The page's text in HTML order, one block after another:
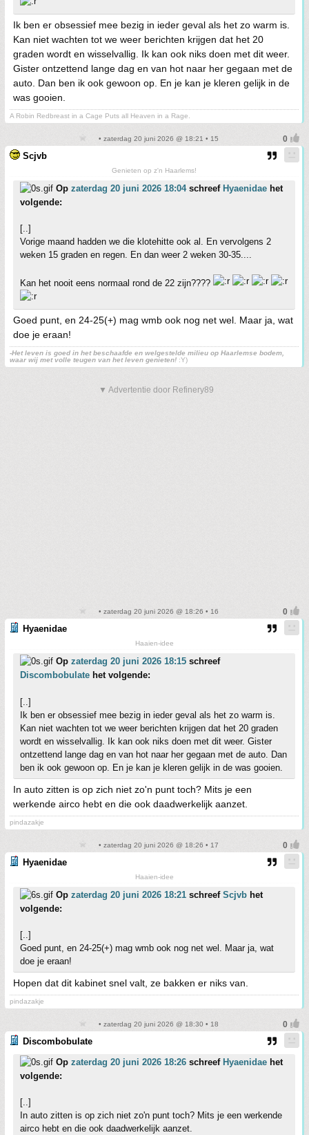
Ik ben er obsessief mee bezig in ieder geval als het zo warm is.
Kan niet wachten tot we weer berichten krijgen dat het 20
graden wordt en wisselvallig. Ik kan ook niks doen met dit weer.
Gister ontzettend lange dag en van hot naar her gegaan met de
auto. Dan ben ik ook gewoon op. En je kan je kleren gelijk in de
was gooien.
A Robin Redbreast in a Cage Puts all Heaven in a Rage.
• zaterdag 20 juni 2026 @ 18:21 • 15
Scjvb
Genieten op z'n Haarlems!
Op zaterdag 20 juni 2026 18:04schreef Hyaenidae het
volgende:
[..]
Vorige maand hadden we die klotehitte ook al. En vervolgens 2
weken 15 graden en regen. En dan weer 2 weken 30-35....
Kan het nooit eens normaal rond de 22 zijn????
Goed punt, en 24-25(+) mag wmb ook nog net wel. Maar ja, wat
doe je eraan!
-Het leven is goed in het beschaafde en welgestelde milieu op Haarlemse bodem,
waar wij met volle teugen van het leven genieten! :Y)
▼ Advertentie door Refinery89
• zaterdag 20 juni 2026 @ 18:26 • 16
Hyaenidae
Haaien-idee
Op zaterdag 20 juni 2026 18:15 schreef
Discombobulate het volgende:
[..]
Ik ben er obsessief mee bezig in ieder geval als het zo warm is.
Kan niet wachten tot we weer berichten krijgen dat het 20 graden
wordt en wisselvallig. Ik kan ook niks doen met dit weer. Gister
ontzettend lange dag en van hot naar her gegaan met de auto. Dan
ben ik ook gewoon op. En je kan je kleren gelijk in de was gooien.
In auto zitten is op zich niet zo'n punt toch? Mits je een
werkende airco hebt en die ook daadwerkelijk aanzet.
pindazakje
• zaterdag 20 juni 2026 @ 18:26 • 17
Hyaenidae
Haaien-idee
Op zaterdag 20 juni 2026 18:21 schreef Scjvb het
volgende:
[..]
Goed punt, en 24-25(+) mag wmb ook nog net wel. Maar ja, wat
doe je eraan!
Hopen dat dit kabinet snel valt, ze bakken er niks van.
pindazakje
• zaterdag 20 juni 2026 @ 18:30 • 18
Discombobulate
Op zaterdag 20 juni 2026 18:26 schreef Hyaenidae het
volgende:
[..]
In auto zitten is op zich niet zo'n punt toch? Mits je een werkende
airco hebt en die ook daadwerkelijk aanzet.